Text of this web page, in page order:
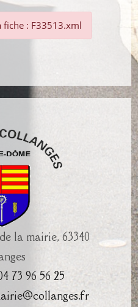
: F33513.xml
la mairie, 63340
73 96 56 25